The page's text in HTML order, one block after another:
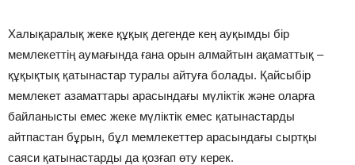
Халықаралық жеке құқық дегенде кең ауқымды бір
мемлекеттің аумағында ғана орын алмайтын ақаматтық –
құқықтық қатынастар туралы айтуға болады. Қайсыбір
мемлекет азаматтары арасындағы мүліктік және оларға
байланысты емес жеке мүліктік емес қатынастарды
айтпастан бұрын, бұл мемлекеттер арасындағы сыртқы
саяси қатынастарды да қозғап өту керек.